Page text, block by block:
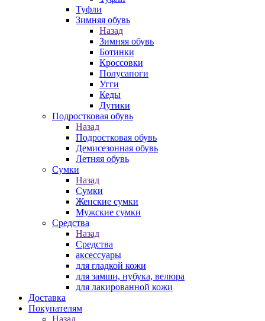
Туфли
Зимняя обувь
Назад
Зимняя обувь
Ботинки
Кроссовки
Полусапоги
Угги
Кеды
Дутики
Подростковая обувь
Назад
Подростковая обувь
Демисезонная обувь
Летняя обувь
Сумки
Назад
Сумки
Женские сумки
Мужские сумки
Средства
Назад
Средства
аксессуары
для гладкой кожи
для замши, нубука, велюра
для лакированной кожи
Доставка
Покупателям
Назад